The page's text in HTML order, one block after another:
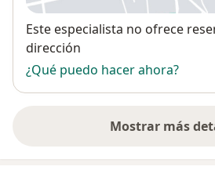
Disponibilidad
Este especialista no ofrece
dirección
¿Qué puedo hacer ahora?
Mostrar mássobre